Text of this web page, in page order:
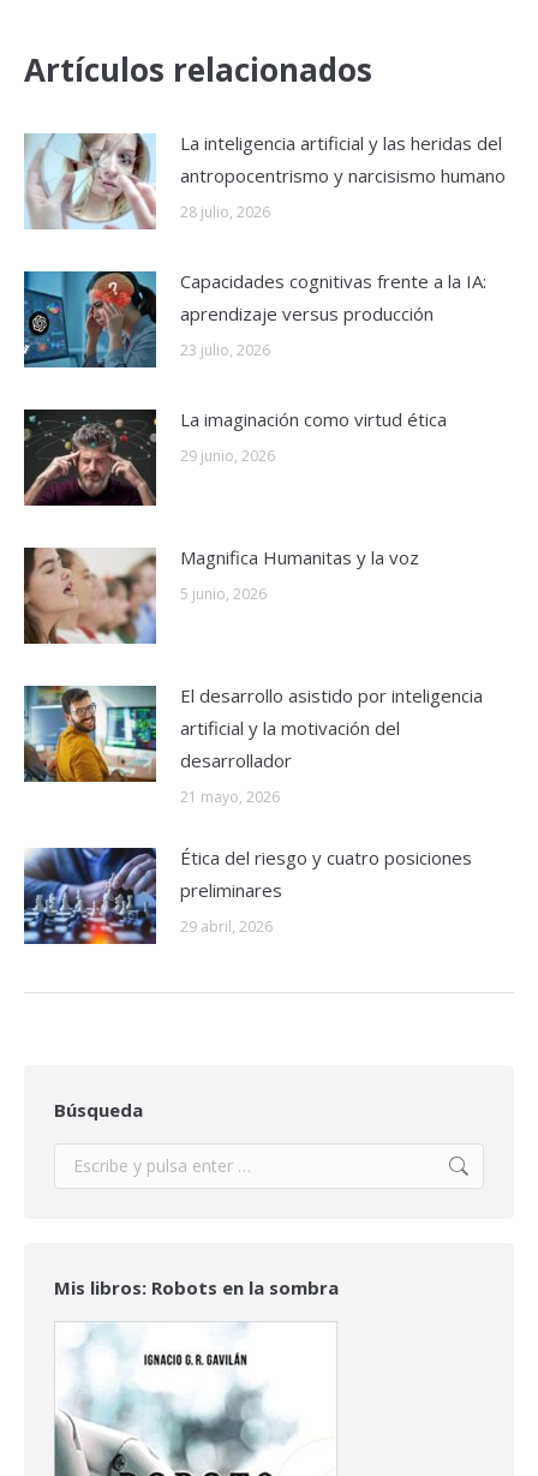
Artículos relacionados
La inteligencia artificial y las heridas del
antropocentrismo y narcisismo humano
28 julio, 2026
Capacidades cognitivas frente a la IA:
aprendizaje versus producción
23 julio, 2026
La imaginación como virtud ética
29 junio, 2026
Magnifica Humanitas y la voz
5 junio, 2026
El desarrollo asistido por inteligencia
artificial y la motivación del
desarrollador
21 mayo, 2026
Ética del riesgo y cuatro posiciones
preliminares
29 abril, 2026
Búsqueda
Buscar:
Mis libros: Robots en la sombra